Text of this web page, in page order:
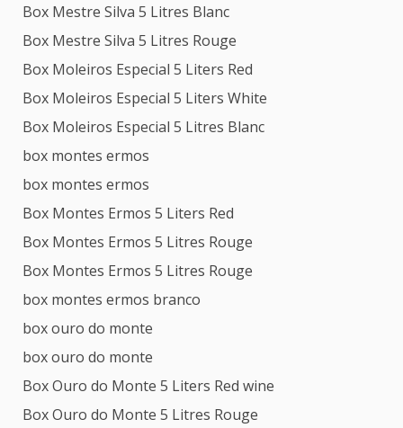
Box Mestre Silva 5 Litres Blanc
Box Mestre Silva 5 Litres Rouge
Box Moleiros Especial 5 Liters Red
Box Moleiros Especial 5 Liters White
Box Moleiros Especial 5 Litres Blanc
box montes ermos
box montes ermos
Box Montes Ermos 5 Liters Red
Box Montes Ermos 5 Litres Rouge
Box Montes Ermos 5 Litres Rouge
box montes ermos branco
box ouro do monte
box ouro do monte
Box Ouro do Monte 5 Liters Red wine
Box Ouro do Monte 5 Litres Rouge